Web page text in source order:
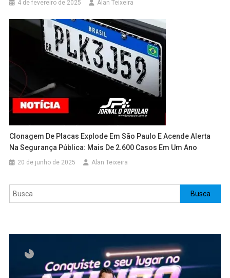
4 de fevereiro de 2025 Alan Teixeira
Clonagem De Placas Explode Em São Paulo E Acende Alerta
Na Segurança Pública: Mais De 2.600 Casos Em Um Ano
20 de junho de 2025 Alan Teixeira
Pesquisar Busca